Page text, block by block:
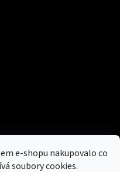
e-shopu nakupovalo co
soubory cookies.